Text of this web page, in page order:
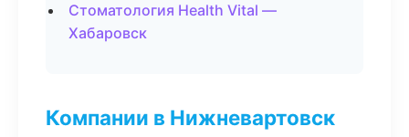
Стоматология Health Vital —
Хабаровск
Компании в Нижневартовск